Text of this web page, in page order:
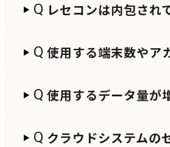
Q レセコンは内包され
Q使用する端末数やア
Q使用するデータ量が
Q クラウドシステムの